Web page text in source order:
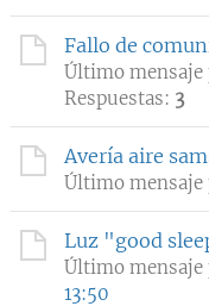
Fallo de
Último mensaje
Respuestas: 3
Avería aire
Último mensaje
Luz "good
Último mensaje
13:50